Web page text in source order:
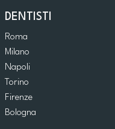
DENTISTI
Roma
Milano
Napoli
Torino
Firenze
Bologna